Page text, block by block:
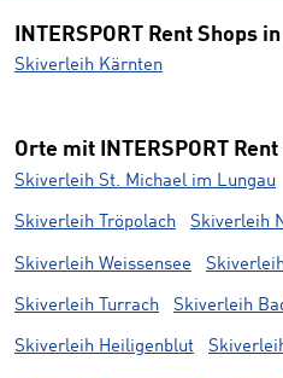
INTERSPORT Rent Shops
Skiverleih Kärnten
Orte mit INTERSPORT
Skiverleih St. Michael im Lungau
Skiverleih Tröpolach Skiverleih
Skiverleih Weissensee
Skiverleih Turrach Skiverleih
Skiverleih Heiligenblut